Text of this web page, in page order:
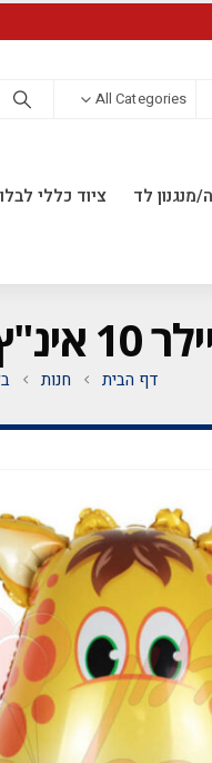
All Categories
מנגנון לד ציוד כללי
בלבד* *חבילה של 50 יח'*
דף הבית חנות